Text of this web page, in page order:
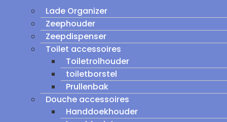
Lade Organizer
Zeephouder
Zeepdispenser
Toilet accessoires
Toiletrolhouder
toiletborstel
Prullenbak
Douche accessoires
Handdoekhouder